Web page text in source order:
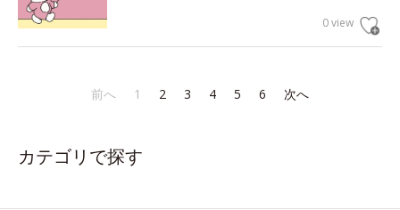
0 view
前へ 1 2 3 4 5 6 次へ
カテゴリで探す